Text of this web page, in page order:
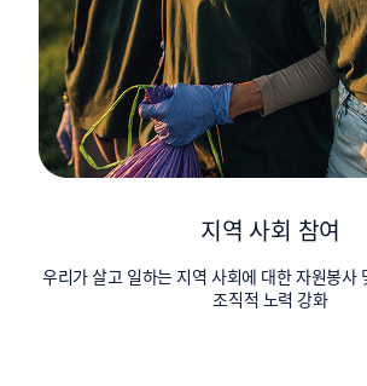
지역 사회 참여
우리가 살고 일하는 지역 사회에 대한 자원봉사
조직적 노력 강화